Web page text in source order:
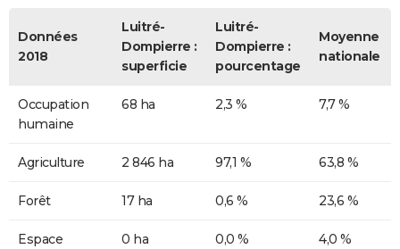
Données
2018
Luitré-
Dompierre :
superficie
Luitré-
Dompierre :
pourcentage
Moyenne
nationale
Occupation
humaine
68 ha 2,3 % 7,7 %
Agriculture 2 846 ha 97,1 % 63,8 %
Forêt 17 ha 0,6 % 23,6 %
Espace
0 ha 0,0 % 4,0 %